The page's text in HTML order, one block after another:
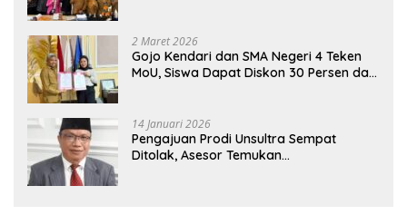
2 Maret 2026
Gojo Kendari dan SMA Negeri 4 Teken
MoU, Siswa Dapat Diskon 30 Persen dan
14 Januari 2026
Pengajuan Prodi Unsultra Sempat
Ditolak, Asesor Temukan